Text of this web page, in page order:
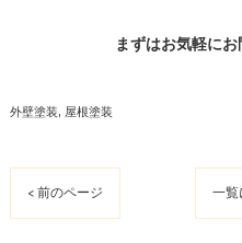
まずはお気軽にお
外壁塗装 屋根塗装
< 前のページ 一